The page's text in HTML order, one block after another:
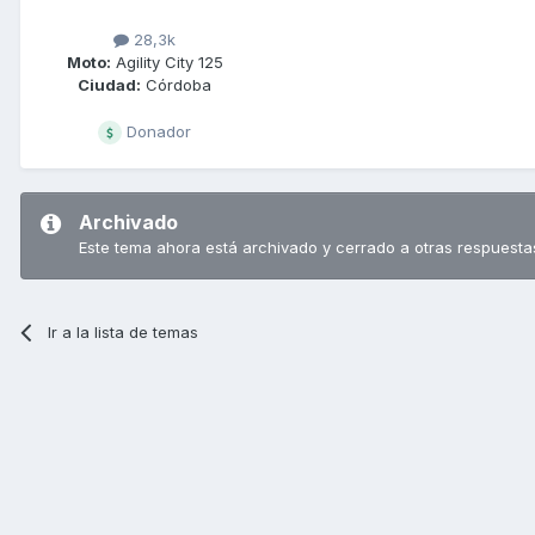
28,3k
Moto: Agility City 125
Ciudad: Córdoba
Donador
Archivado
Este tema ahora está archivado y cerrado a otras
Ir a la lista de temas